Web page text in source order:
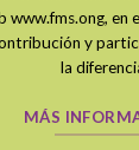
www.fms.ong, en
y
la
MÁS